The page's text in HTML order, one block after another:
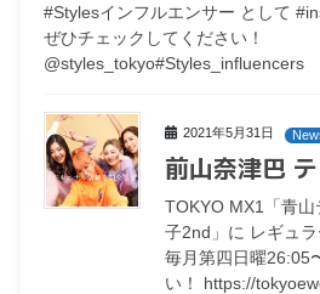
#Stylesインフルエンサー として
ぜひチェックしてください！
@styles_tokyo#Styles_influencers
2021年5月31日
前山奈津巴
TOKYO MX1「青
子2nd」に レギュ
毎月第四日曜26:05
い！ https://